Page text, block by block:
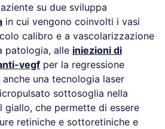
su due sviluppa
in cui vengono coinvolti i vasi
calibro e a vascolarizzazione
patologia, alle iniezioni di
vegf per la regressione
anche una tecnologia laser
sottosoglia nella
giallo, che permette di essere
retiniche e sottoretiniche e